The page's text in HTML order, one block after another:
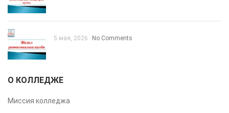
5 мая, 2026 No Comments
О КОЛЛЕДЖЕ
Миссия колледжа